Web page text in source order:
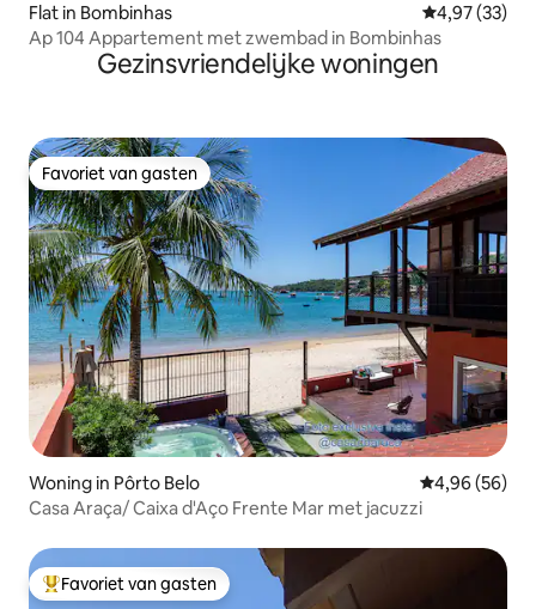
Flat in Bombinhas Gemiddelde
4,97 (33)
Ap 104 Appartement met zwembad in Bombinhas
Gezinsvriendelijke woningen
Favoriet van gasten
Favoriet van gasten
Woning in Pôrto Belo Gemiddelde
4,96 (56)
Casa Araça/ Caixa d'Aço Frente Mar met jacuzzi
Topfavoriet van gasten
Favoriet van gasten